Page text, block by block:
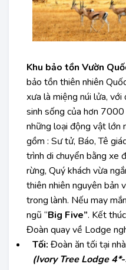
Khu bảo tồn Vườn
bảo tồn thiên nhiên
xưa là miệng núi lửa,
sinh sống của hơn
những loại động vật lớn
gồm : Sư tử, Báo, Tê
trình di chuyển bằng xe
rừng, Quý khách vừa
thiên nhiên nguyên bản
trong lành. Nếu may
ngũ “Big Five”. Kết
Đoàn quay về Lodge
Tối: Đoàn ăn tối tại
(Ivory Tree Lodge